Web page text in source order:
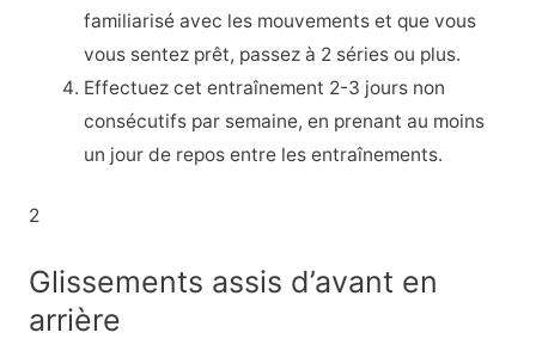
familiarisé avec les mouvements et que vous
vous sentez prêt, passez à 2 séries ou plus.
Effectuez cet entraînement 2-3 jours non
consécutifs par semaine, en prenant au moins
un jour de repos entre les entraînements.
2
Glissements assis d’avant en
arrière